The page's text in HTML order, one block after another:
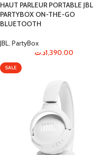
HAUT PARLEUR PORTABLE JBL
PARTYBOX ON-THE-GO
BLUETOOTH
JBL, PartyBox
1,390.00د.ت
SALE